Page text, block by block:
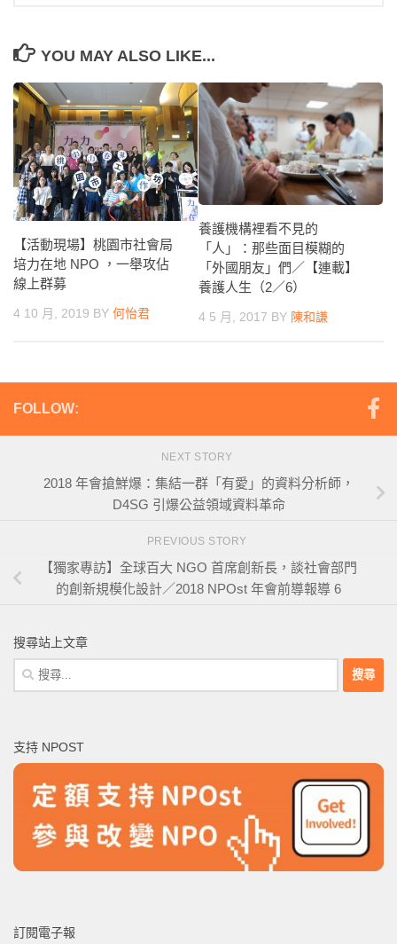
YOU MAY ALSO LIKE...
【活動現場】桃園市社會局
培力在地 NPO ，一舉攻佔
線上群募
4 10 月, 2019 BY 何怡君
養護機構裡看不見的
「人」：那些面目模糊的
「外國朋友」們／【連載】
養護人生（2／6）
4 5 月, 2017 BY 陳和謙
FOLLOW:
NEXT STORY
2018 年會搶鮮爆：集結一群「有愛」的資料分析師，
D4SG 引爆公益領域資料革命
PREVIOUS STORY
【獨家專訪】全球百大 NGO 首席創新長，談社會部門
的創新規模化設計／2018 NPOst 年會前導報導 6
搜尋站上文章
搜
尋
字:
支持 NPOST
訂閱電子報